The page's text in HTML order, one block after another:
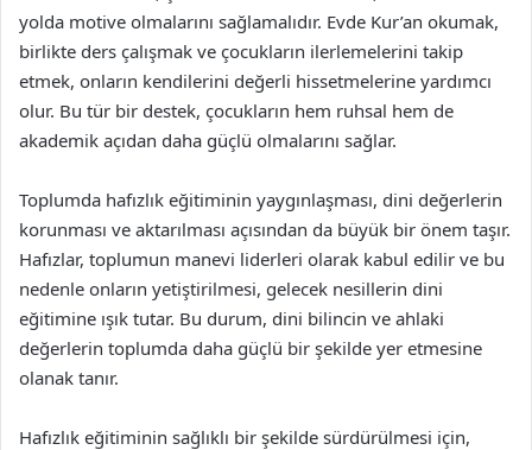
yolda motive olmalarını sağlamalıdır. Evde Kur’an okumak,
birlikte ders çalışmak ve çocukların ilerlemelerini takip
etmek, onların kendilerini değerli hissetmelerine yardımcı
olur. Bu tür bir destek, çocukların hem ruhsal hem de
akademik açıdan daha güçlü olmalarını sağlar.
Toplumda hafızlık eğitiminin yaygınlaşması, dini değerlerin
korunması ve aktarılması açısından da büyük bir önem taşır.
Hafızlar, toplumun manevi liderleri olarak kabul edilir ve bu
nedenle onların yetiştirilmesi, gelecek nesillerin dini
eğitimine ışık tutar. Bu durum, dini bilincin ve ahlaki
değerlerin toplumda daha güçlü bir şekilde yer etmesine
olanak tanır.
Hafızlık eğitiminin sağlıklı bir şekilde sürdürülmesi için,